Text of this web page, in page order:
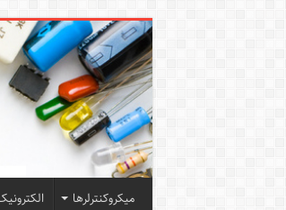
میکروکنترلرها